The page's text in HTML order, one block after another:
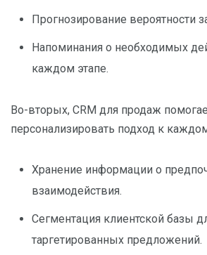
Прогнозирование вероятности
Напоминания о необходимых
каждом этапе.
Во-вторых, CRM для продаж
персонализировать подход к
Хранение информации о
взаимодействия.
Сегментация клиентской базы
таргетированных предложений.